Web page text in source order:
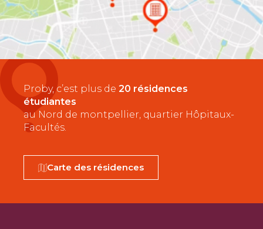
Proby, c’est plus de 20 résidences
étudiantes
au Nord de montpellier, quartier Hôpitaux-
Facultés.
Carte des résidences